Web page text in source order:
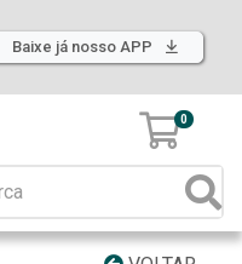
Baixe já nosso APP
0